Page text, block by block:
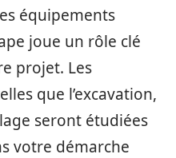
équipements
joue un rôle clé
projet. Les
que l’excavation,
seront étudiées
votre démarche